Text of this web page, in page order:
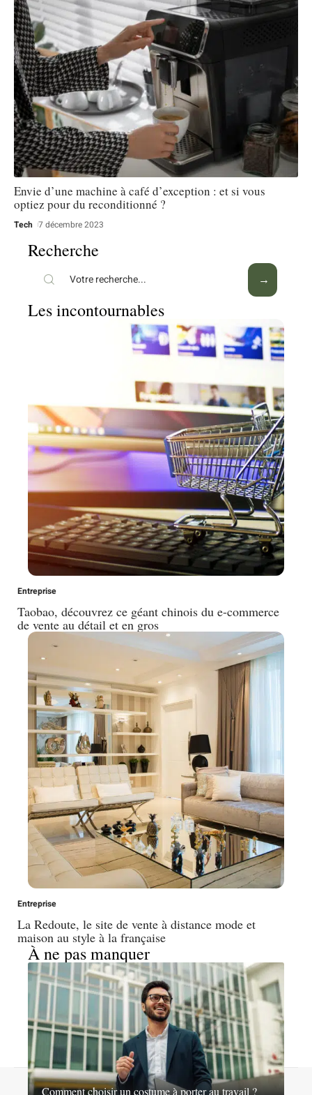
Envie d’une machine à café d’exception : et si vous
optiez pour du reconditionné ?
Tech 7 décembre 2023
Recherche
Les incontournables
Entreprise
Taobao, découvrez ce géant chinois du e-commerce
de vente au détail et en gros
Entreprise
La Redoute, le site de vente à distance mode et
maison au style à la française
À ne pas manquer
Comment choisir un costume à porter au travail ?
© 2026 | nosideesshopping.fr